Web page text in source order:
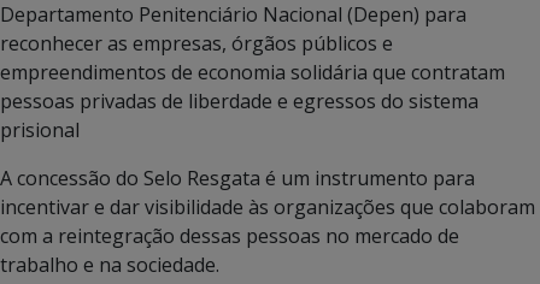
Departamento Penitenciário Nacional (Depen) para
reconhecer as empresas, órgãos públicos e
empreendimentos de economia solidária que contratam
pessoas privadas de liberdade e egressos do sistema
prisional
A concessão do Selo Resgata é um instrumento para
incentivar e dar visibilidade às organizações que colaboram
com a reintegração dessas pessoas no mercado de
trabalho e na sociedade.